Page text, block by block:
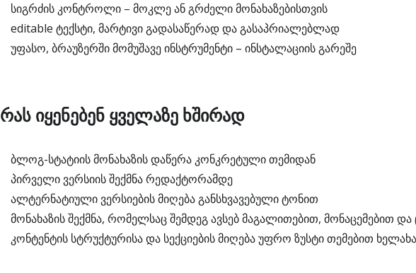
სიგრძის კონტროლი – მოკლე ან გრძელი მონახაზებისთვის
editable ტექსტი, მარტივი გადასაწერად და გასაპრიალებლად
უფასო, ბრაუზერში მომუშავე ინსტრუმენტი – ინსტალაციის გარეშე
რას იყენებენ ყველაზე ხშირად
ბლოგ-სტატიის მონახაზის დაწერა კონკრეტული თემიდან
პირველი ვერსიის შექმნა რედაქტორამდე
ალტერნატიული ვერსიების მიღება განსხვავებული ტონით
მონახაზის შექმნა, რომელსაც შემდეგ ავსებ მაგალითებით, მონაცემებით
კონტენტის სტრუქტურისა და სექციების მიღება უფრო ზუსტი თემებით